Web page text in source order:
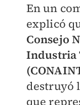
En un
explicó
Consejo
Industria
destruyó
que